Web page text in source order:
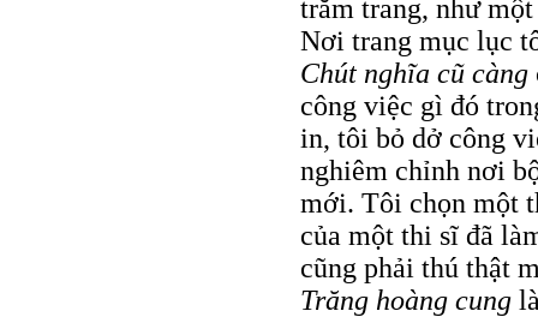
trăm trang, như
Nơi trang mục lục
Chút nghĩa cũ càng
công việc gì đó
in, tôi bỏ dở công
nghiêm chỉnh nơi
mới. Tôi chọn một
của một thi sĩ đã
cũng phải thú thật
Trăng hoàng cung